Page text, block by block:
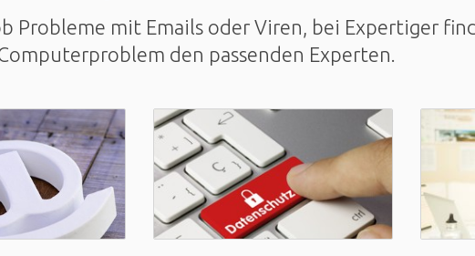
Probleme mit Emails oder Viren, bei Expertiger
den passenden Experten.